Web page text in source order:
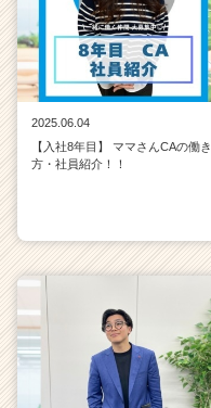
2025.06.04
【入社8年目】 ママさんCAの働き
方・社員紹介！！